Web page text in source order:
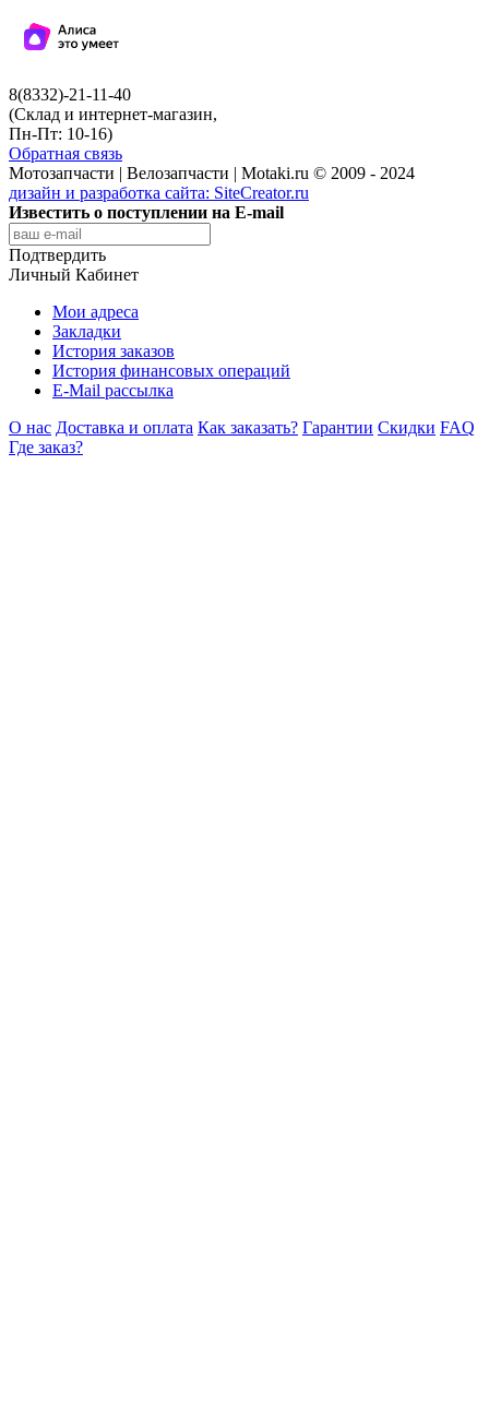
8(8332)-21-11-40
(Склад и интернет-магазин,
Пн-Пт: 10-16)
Обратная связь
Мотозапчасти | Велозапчасти | Motaki.ru © 2009 - 2024
дизайн и разработка сайта: SiteCreator.ru
Известить о поступлении на E-mail
Подтвердить
Личный Кабинет
Мои адреса
Закладки
История заказов
История финансовых операций
E-Mail рассылка
О нас Доставка и оплата Как заказать? Гарантии Скидки FAQ
Где заказ?